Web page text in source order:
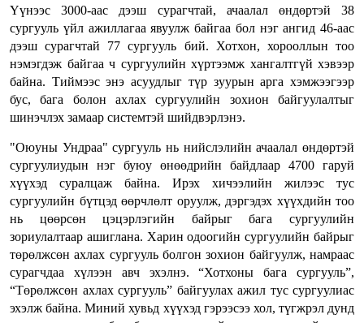
Үүнээс 3000-аас дээш сурагчтай, ачаалал өндөртэй 38
сургууль үйл ажиллагаа явуулж байгаа бол нэг ангид 46-аас
дээш сурагчтай 77 сургууль бий. Хотхон, хорооллын тоо
нэмэгдэж байгаа ч сургуулийн хүртээмж хангалтгүй хэвээр
байна. Тиймээс энэ асуудлыг түр зуурын арга хэмжээгээр
бус, бага болон ахлах сургуулийн зохион байгуулалтыг
шинэчлэх замаар системтэй шийдвэрлэнэ.
"Оюуны Ундраа" сургууль нь нийслэлийн ачаалал өндөртэй
сургуулиудын нэг буюу өнөөдрийн байдлаар 4700 гаруй
хүүхэд суралцаж байна. Ирэх хичээлийн жилээс тус
сургуулийн бүтцэд өөрчлөлт оруулж, дэргэдэх хүүхдийн тоо
нь цөөрсөн цэцэрлэгийн байрыг бага сургуулийн
зориулалтаар ашиглана. Харин одоогийн сургуулийн байрыг
төрөлжсөн ахлах сургууль болгон зохион байгуулж, намраас
сурагчдаа хүлээн авч эхэлнэ. “Хотхоны бага сургууль”,
“Төрөлжсөн ахлах сургууль” байгуулах ажил тус сургуулиас
эхэлж байна. Миний хувьд хүүхэд гэрээсээ хол, түгжрэл дунд